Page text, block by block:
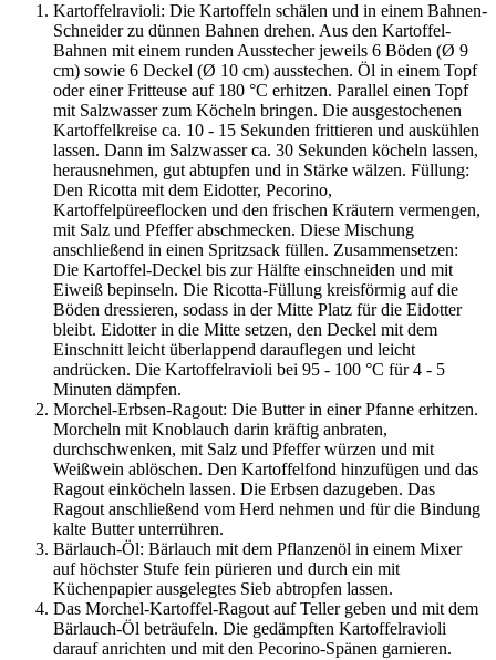
Kartoffelravioli: Die Kartoffeln schälen und in einem Bahnen-
Schneider zu dünnen Bahnen drehen. Aus den Kartoffel-
Bahnen mit einem runden Ausstecher jeweils 6 Böden (Ø 9
cm) sowie 6 Deckel (Ø 10 cm) ausstechen. Öl in einem Topf
oder einer Fritteuse auf 180 °C erhitzen. Parallel einen Topf
mit Salzwasser zum Köcheln bringen. Die ausgestochenen
Kartoffelkreise ca. 10 - 15 Sekunden frittieren und auskühlen
lassen. Dann im Salzwasser ca. 30 Sekunden köcheln lassen,
herausnehmen, gut abtupfen und in Stärke wälzen. Füllung:
Den Ricotta mit dem Eidotter, Pecorino,
Kartoffelpüreeflocken und den frischen Kräutern vermengen,
mit Salz und Pfeffer abschmecken. Diese Mischung
anschließend in einen Spritzsack füllen. Zusammensetzen:
Die Kartoffel-Deckel bis zur Hälfte einschneiden und mit
Eiweiß bepinseln. Die Ricotta-Füllung kreisförmig auf die
Böden dressieren, sodass in der Mitte Platz für die Eidotter
bleibt. Eidotter in die Mitte setzen, den Deckel mit dem
Einschnitt leicht überlappend darauflegen und leicht
andrücken. Die Kartoffelravioli bei 95 - 100 °C für 4 - 5
Minuten dämpfen.
Morchel-Erbsen-Ragout: Die Butter in einer Pfanne erhitzen.
Morcheln mit Knoblauch darin kräftig anbraten,
durchschwenken, mit Salz und Pfeffer würzen und mit
Weißwein ablöschen. Den Kartoffelfond hinzufügen und das
Ragout einköcheln lassen. Die Erbsen dazugeben. Das
Ragout anschließend vom Herd nehmen und für die Bindung
kalte Butter unterrühren.
Bärlauch-Öl: Bärlauch mit dem Pflanzenöl in einem Mixer
auf höchster Stufe fein pürieren und durch ein mit
Küchenpapier ausgelegtes Sieb abtropfen lassen.
Das Morchel-Kartoffel-Ragout auf Teller geben und mit dem
Bärlauch-Öl beträufeln. Die gedämpften Kartoffelravioli
darauf anrichten und mit den Pecorino-Spänen garnieren.